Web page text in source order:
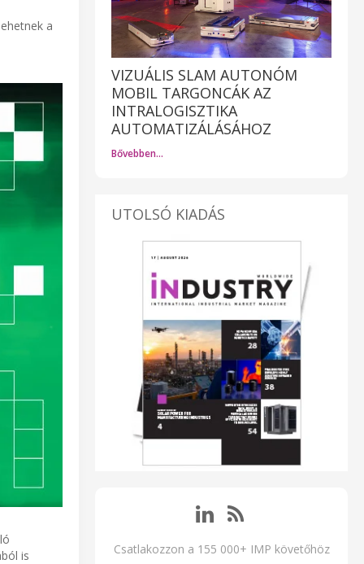
a
is
VIZUÁLIS SLAM AUTONÓM
MOBIL TARGONCÁK AZ
INTRALOGISZTIKA
AUTOMATIZÁLÁSÁHOZ
Bővebben…
UTOLSÓ KIADÁS
Csatlakozzon a 155 000+ IMP követőhöz